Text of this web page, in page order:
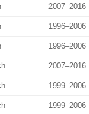
2007–2016
1996–2006
1996–2006
2007–2016
1999–2006
1999–2006